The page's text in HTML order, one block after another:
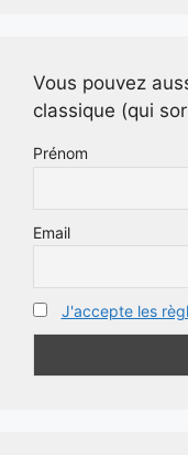
Vous pouvez
classique (qui
Prénom
Email
J'accepte les